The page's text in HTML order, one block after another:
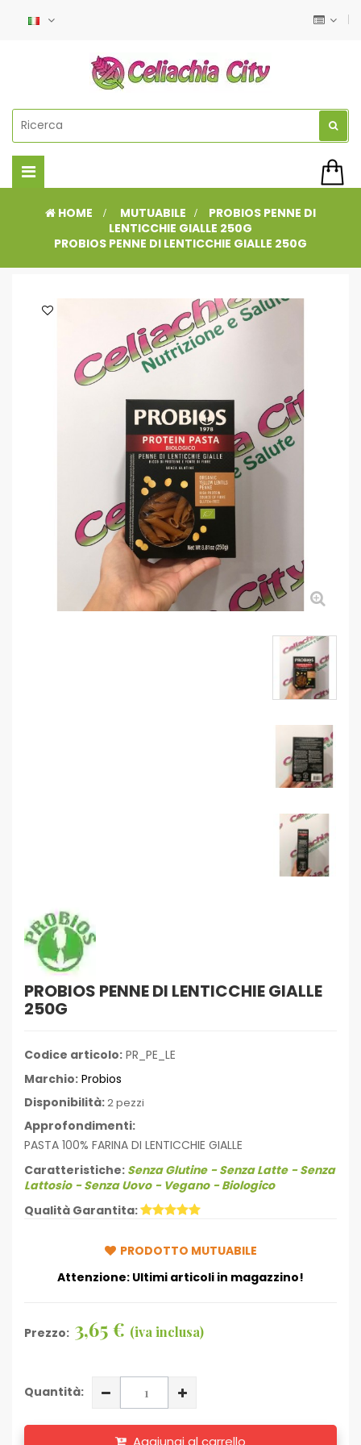
Navigazione
Toggle
HOME > MUTUABILE >
PROBIOS PENNE DI
LENTICCHIE GIALLE 250G
PROBIOS PENNE DI LENTICCHIE GIALLE 250G
PROBIOS PENNE DI LENTICCHIE GIALLE
250G
Codice articolo: PR_PE_LE
Marchio: Probios
Disponibilità:2 pezzi
Approfondimenti:
PASTA 100% FARINA DI LENTICCHIE GIALLE
Caratteristiche: Senza Glutine - Senza Latte - Senza
Lattosio - Senza Uovo - Vegano - Biologico
Qualità Garantita:
PRODOTTO MUTUABILE
Attenzione: Ultimi articoli in magazzino!
Prezzo: 3,65 € (iva inclusa)
Quantità:
Aggiungi al carrello